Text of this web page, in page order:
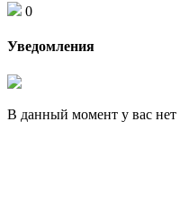
0
Уведомления
В данный момент у вас